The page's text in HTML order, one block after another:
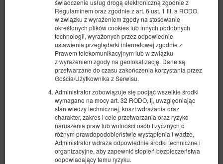
świadczenie usług drogą elektroniczną zgodnie z
Regulaminem oraz zgodnie z art. 6 ust. 1 lit. a RODO,
w związku z wyrażeniem zgody na stosowanie
określonych plików cookies lub innych podobnych
technologii, wyrażonych przez odpowiednie
ustawienia przeglądarki internetowej zgodnie z
Prawem telekomunikacyjnym lub w związku
z wyrażeniem zgody na geolokalizację. Dane są
przetwarzane do czasu zakończenia korzystania przez
Gościa/Użytkownika z Serwisu.
Administrator zobowiązuje się podjąć wszelkie środki
wymagane na mocy art. 32 RODO, tj, uwzględniając
stan wiedzy technicznej, koszt wdrażania oraz
charakter, zakres i cele przetwarzania oraz ryzyko
naruszenia praw lub wolności osób fizycznych o
różnym prawdopodobieństwie wystąpienia i wadze,
Administrator wdraża odpowiednie środki techniczne i
organizacyjne, aby zapewnić stopień bezpieczeństwa
odpowiadający temu ryzyku.
Apartament BDSM - Marbella Puerto
Dostępna liczba: 1
pow. 100,00 m2
1 sypialnia
1 bardzo duże łóżko podwójne (King), 1 sofa rozkładana (Sofa Bed)
3 200,00 zł
2 osoby / 1 noc
Udostępnij Szczegóły Dostępność